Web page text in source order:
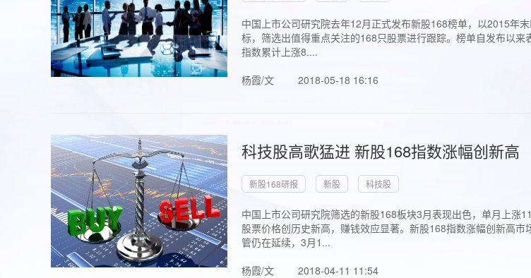
中国上市公司研究院去年12月正式发布新股168榜单，以2015年
标，筛选出值得重点关注的168只股票进行跟踪。榜单自发布以
指数累计上涨8....
杨霞/文
2018-05-18 16:16
科技股高歌猛进 新股168指数涨幅创新高
新股168研报 新股 科技股
中国上市公司研究院筛选的新股168板块3月表现出色，单月上涨
股票价格创历史新高，赚钱效应显著。新股168指数涨幅创新高
管仍在延续，3月1...
杨霞/文
2018-04-11 11:54